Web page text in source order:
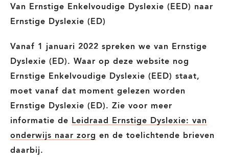
Van Ernstige Enkelvoudige Dyslexie (EED) naar
Ernstige Dyslexie (ED)
Vanaf 1 januari 2022 spreken we van Ernstige
Dyslexie (ED). Waar op deze website nog
Ernstige Enkelvoudige Dyslexie (EED) staat,
moet vanaf dat moment gelezen worden
Ernstige Dyslexie (ED). Zie voor meer
informatie de
Leidraad Ernstige Dyslexie: van
onderwijs naar zorg en de toelichtende brieven
daarbij.